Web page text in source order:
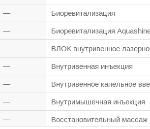
— Биоревитализация
— Биоревитализация
— ВЛОК внутривенное
— Внутривенная инъекция
— Внутривенное капельное
— Внутримышечная инъекция
— Восстановительный массаж